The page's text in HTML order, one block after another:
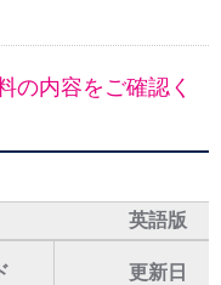
の内容をご確認く
英語版
更新日